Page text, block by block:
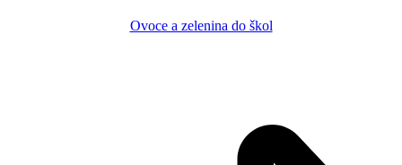
Ovoce a zelenina do škol